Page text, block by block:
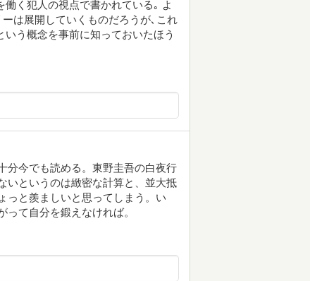
く犯人の視点で書かれている｡ よ
は展開していくものだろうが､これ
う概念を事前に知っておいたほう
分今でも読める。東野圭吾の白夜行
いというのは緻密な計算と、並大抵
っと羨ましいと思ってしまう。い
て自分を鍛えなければ。